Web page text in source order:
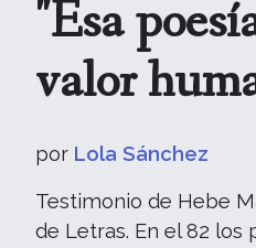
"Esa
valor
por Lola Sánchez
Testimonio de Hebe
de Letras. En el 82 los